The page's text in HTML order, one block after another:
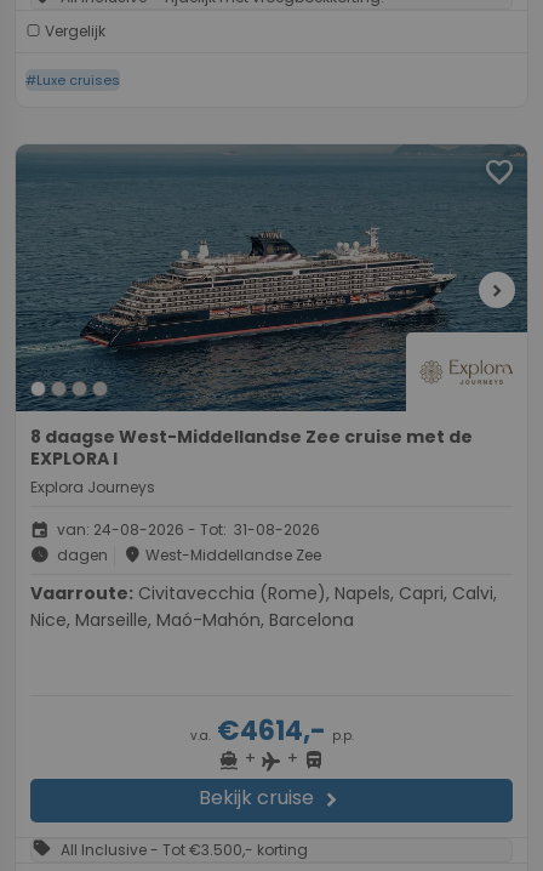
Vergelijk
#Luxe cruises
favorite
chevron_right
8 daagse West-Middellandse Zee cruise met de
EXPLORA I
Explora Journeys
event van: 24-08-2026 - Tot: 31-08-2026
schedule dagen place West-Middellandse Zee
Vaarroute:
Nice, Marseille, Maó-Mahón, Barcelona
v.a.€4614,- p.p.
directions_boat + flight + directions_bus
Bekijk cruise chevron_right
sell All Inclusive - Tot €3.500,- korting